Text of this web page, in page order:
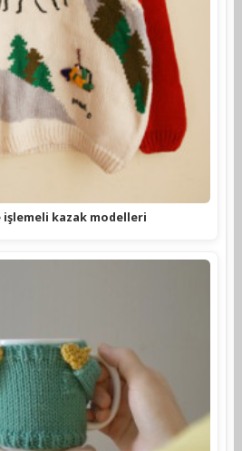
işlemeli kazak modelleri